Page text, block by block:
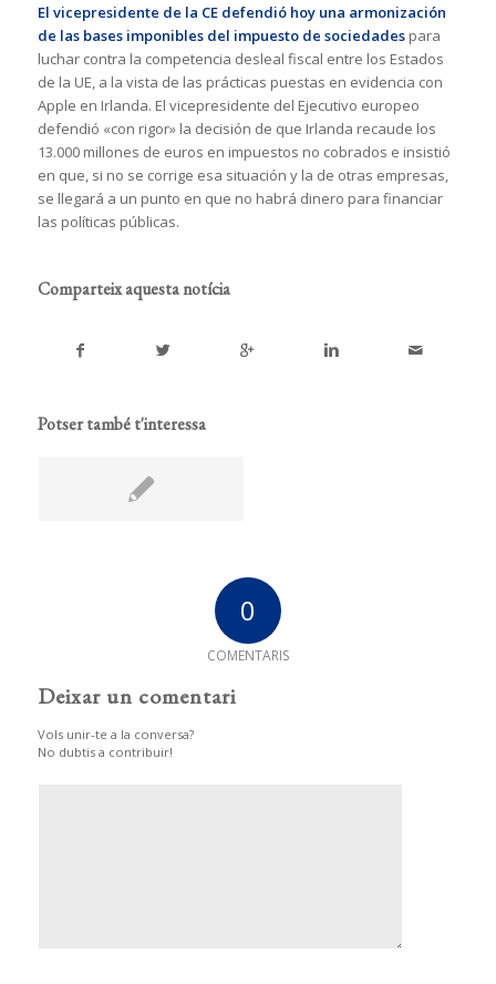
El vicepresidente de la CE defendió hoy una armonización
de las bases imponibles del impuesto de sociedadespara
luchar contra la competencia desleal fiscal entre los Estados
de la UE, a la vista de las prácticas puestas en evidencia con
Apple en Irlanda. El vicepresidente del Ejecutivo europeo
defendió «con rigor» la decisión de que Irlanda recaude los
13.000 millones de euros en impuestos no cobrados e insistió
en que, si no se corrige esa situación y la de otras empresas,
se llegará a un punto en que no habrá dinero para financiar
las políticas públicas.
Comparteix aquesta notícia
Potser també t'interessa
0
COMENTARIS
Deixar un comentari
Vols unir-te a la conversa?
No dubtis a contribuir!